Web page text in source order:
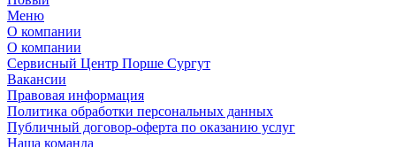
Меню
О компании
О компании
Сервисный Центр Порше Сургут
Вакансии
Правовая информация
Политика обработки персональных данных
Публичный договор-оферта по оказанию услуг
Наша команда